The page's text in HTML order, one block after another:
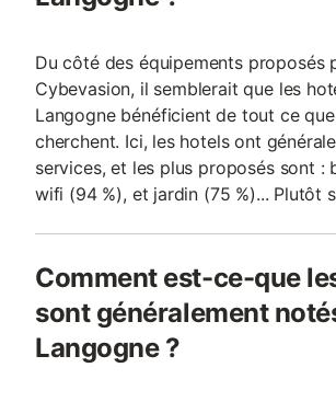
Du côté des équipements proposés
Cybevasion, il semblerait que les
Langogne bénéficient de tout ce
cherchent. Ici, les hotels ont
services, et les plus proposés sont :
wifi (94 %), et jardin (75 %)... Plutôt
Comment est-ce-que
sont généralement
Langogne ?